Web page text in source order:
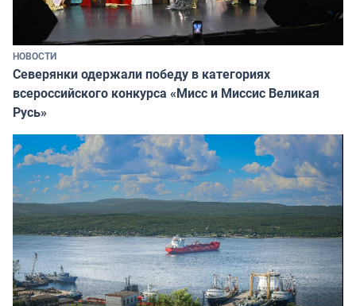
НОВОСТИ
Северянки одержали победу в категориях
всероссийского конкурса «Мисс и Миссис Великая
Русь»